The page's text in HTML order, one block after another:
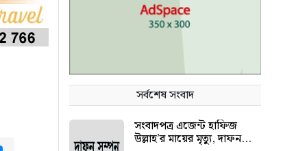
সর্বশেষ সংবাদ
সংবাদপত্র এজেন্ট হাফিজ
উল্লাহ’র মায়ের মৃত্যু, দাফন